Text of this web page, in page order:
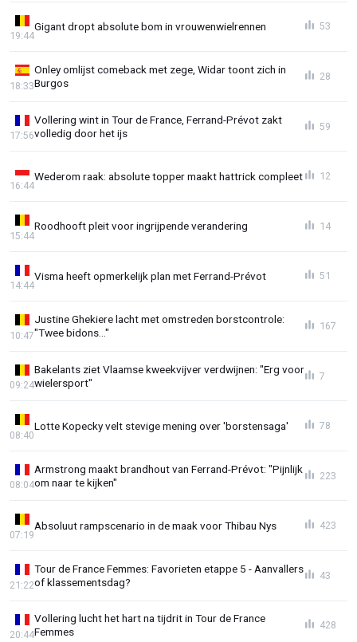
Gigant dropt absolute bom in vrouwenwielrennen
19:44
53
Onley omlijst comeback met zege, Widar toont zich in
Burgos
18:33
28
Vollering wint in Tour de France, Ferrand-Prévot zakt
volledig door het ijs
17:56
59
Wederom raak: absolute topper maakt hattrick compleet
16:44
12
Roodhooft pleit voor ingrijpende verandering
15:44
14
Visma heeft opmerkelijk plan met Ferrand-Prévot
14:44
51
Justine Ghekiere lacht met omstreden borstcontrole:
"Twee bidons..."
10:47
167
Bakelants ziet Vlaamse kweekvijver verdwijnen: "Erg voor
wielersport"
09:24
7
Lotte Kopecky velt stevige mening over 'borstensaga'
08:40
78
Armstrong maakt brandhout van Ferrand-Prévot: "Pijnlijk
om naar te kijken"
08:04
223
Absoluut rampscenario in de maak voor Thibau Nys
07:19
423
Tour de France Femmes: Favorieten etappe 5 - Aanvallers
of klassementsdag?
21:22
43
Vollering lucht het hart na tijdrit in Tour de France
Femmes
20:44
428